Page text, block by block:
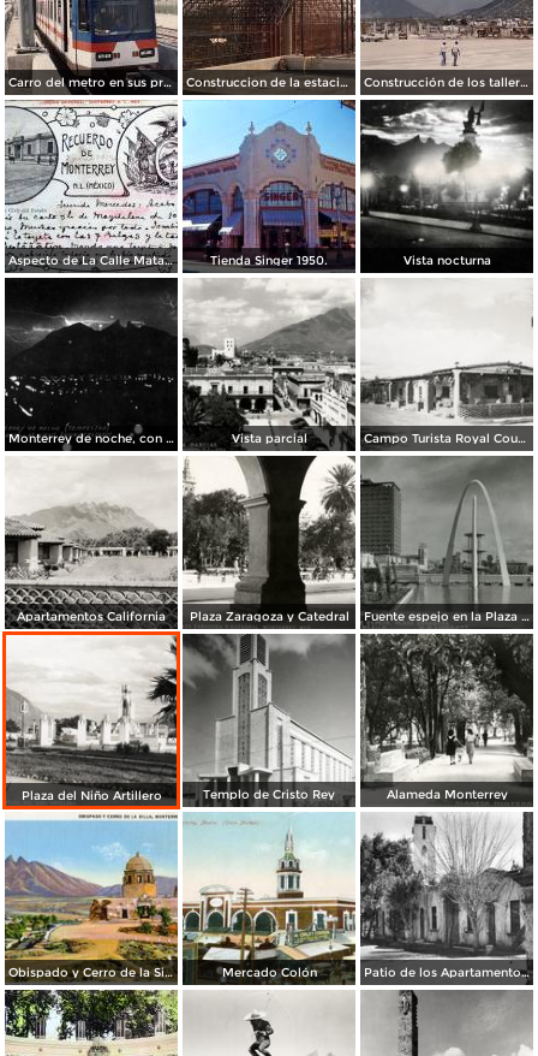
Carro del metro en sus primeras pruebas durante 1990 Construccion de la estacion cuauhtemoc Construcción de los talleres del metro
Aspecto de La Calle Matamoros ( Circulada el 8 de Abril de 1912 ). Tienda Singer 1950. Vista nocturna
Monterrey de noche, con tempestad Vista parcial Campo Turista Royal Courts
Apartamentos California Plaza Zaragoza y Catedral Fuente espejo en la Plaza Zaragoza
Plaza del Niño Artillero Templo de Cristo Rey Alameda Monterrey
Obispado y Cerro de la Silla Mercado Colón Patio de los Apartamentos Regina